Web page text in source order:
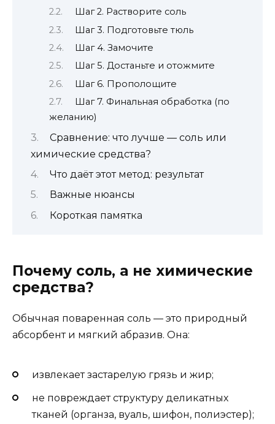
Шаг 2. Растворите соль
Шаг 3. Подготовьте тюль
Шаг 4. Замочите
Шаг 5. Достаньте и отожмите
Шаг 6. Прополощите
Шаг 7. Финальная обработка (по
желанию)
Сравнение: что лучше — соль или
химические средства?
Что даёт этот метод: результат
Важные нюансы
Короткая памятка
Почему соль, а не химические
средства?
Обычная поваренная соль — это природный
абсорбент и мягкий абразив. Она:
извлекает застарелую грязь и жир;
не повреждает структуру деликатных
тканей (органза, вуаль, шифон, полиэстер);